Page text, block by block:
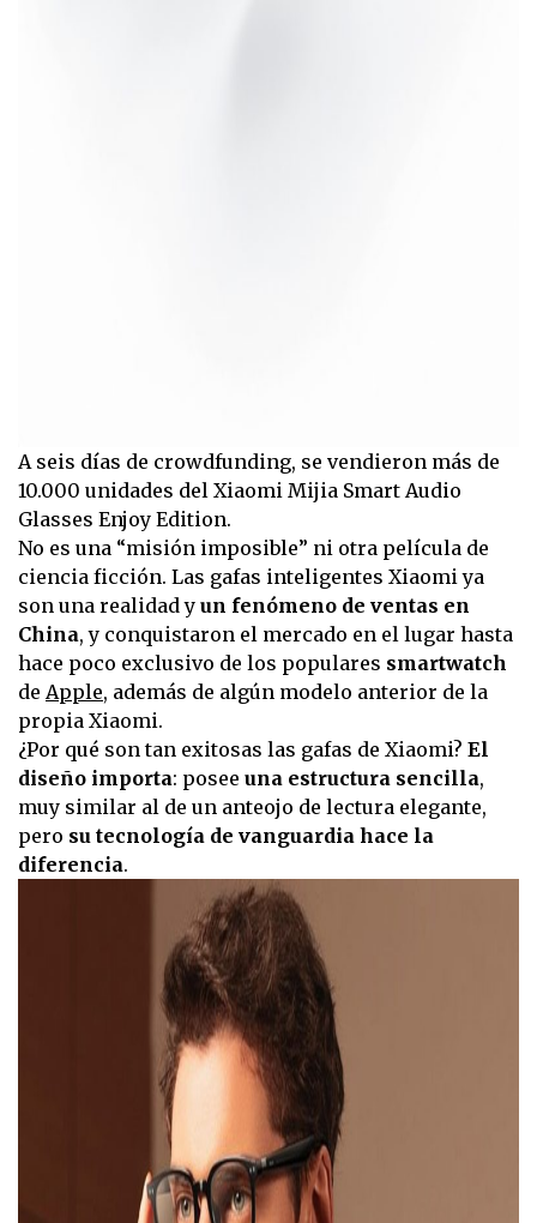
A seis días de crowdfunding, se vendieron más de
10.000 unidades del Xiaomi Mijia Smart Audio
Glasses Enjoy Edition.
No es una “misión imposible” ni otra película de
ciencia ficción. Las gafas inteligentes Xiaomi ya
son una realidad y un fenómeno de ventas en
China, y conquistaron el mercado en el lugar hasta
hace poco exclusivo de los populares smartwatch
de Apple, además de algún modelo anterior de la
propia Xiaomi.
¿Por qué son tan exitosas las gafas de Xiaomi? El
diseño importa: posee una estructura sencilla,
muy similar al de un anteojo de lectura elegante,
pero su tecnología de vanguardia hace la
diferencia.